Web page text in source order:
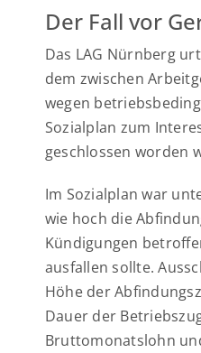
Der Fall vor
Das LAG Nürnberg
dem zwischen
wegen
Sozialplan zum
geschlossen worden
Im Sozialplan war
wie hoch die
Kündigungen
ausfallen sollte.
Höhe der
Dauer der
Bruttomonatslohn